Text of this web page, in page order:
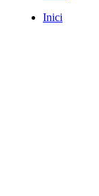
Inici